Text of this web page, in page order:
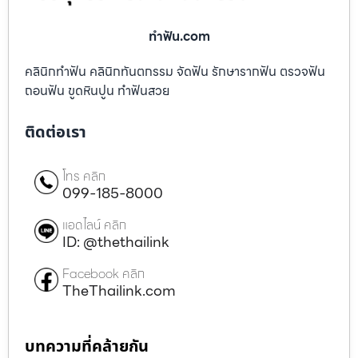
ทําฟัน.com
คลินิกทำฟัน คลินิกทันตกรรม จัดฟัน รักษารากฟัน ตรวจฟัน
ถอนฟัน ขูดหินปูน ทำฟันสวย
ติดต่อเรา
โทร คลิก
099-185-8000
แอดไลน์ คลิก
ID: @thethailink
Facebook คลิก
TheThailink.com
บทความที่คล้ายกัน